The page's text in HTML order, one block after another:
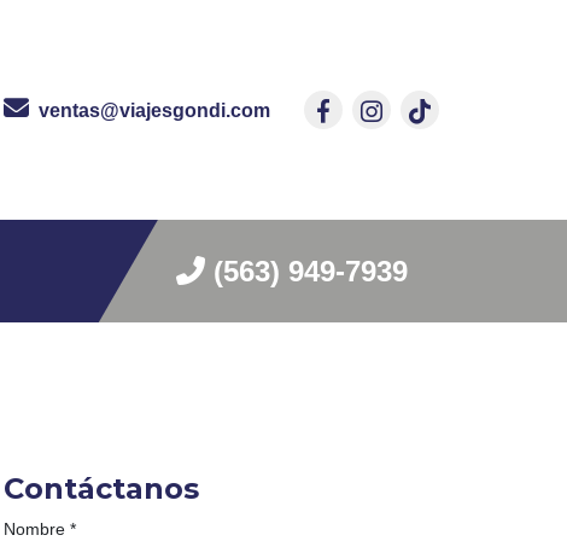
ventas@viajesgondi.com
(563) 949-7939
Contáctanos
Nombre *